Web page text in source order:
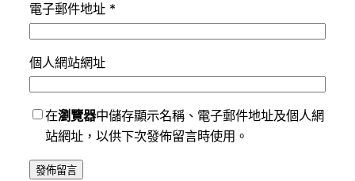
電子郵件地址 *
個人網站網址
在瀏覽器中儲存顯示名稱、電子郵件地址及個人網
站網址，以供下次發佈留言時使用。